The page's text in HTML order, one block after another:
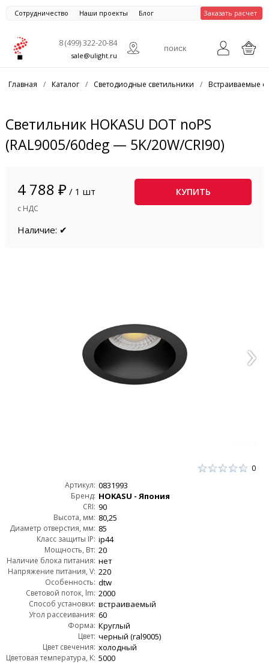
Сотрудничество Наши проекты Блог Заказать расчет
8 (499) 322-20-84
sale@ulight.ru
Главная / Каталог / Светодиодные светильники / Встраиваемые
Светильник HOKASU DOT noPS
(RAL9005/60deg — 5K/20W/CRI90)
4 788 ₽ / 1 шт
с НДС
КУПИТЬ
Наличие: ✔
0
Артикул: 0831993
Бренд: HOKASU - Япония
CRI: 90
Высота, мм: 80,25
Диаметр отверстия, мм: 85
Класс защиты IP: ip44
Мощность, Вт: 20
Наличие блока питания: нет
Напряжение питания, V: 220
Особенность: dtw
Световой поток, lm: 2000
Способ установки: встраиваемый
Угол рассеивания: 60
Форма: Круглый
Цвет: черный (ral9005)
Цвет свечения: холодный
Цветовая температура, K: 5000